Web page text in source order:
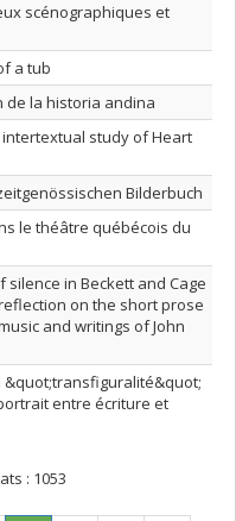
scénographiques et
a tub
de la historia andina
study of Heart
Bilderbuch
le théâtre québécois du
in Beckett and Cage
on the short prose
and writings of John
entre écriture et
: 1053